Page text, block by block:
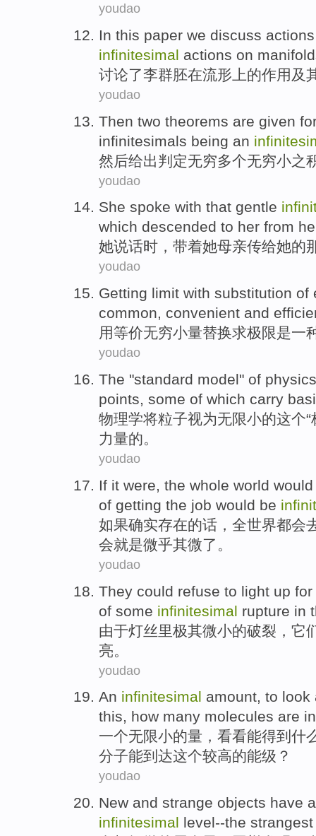
youdao
In this paper we discuss
infinitesimal actions on
讨论了李群胚在流形 上的作用 及
youdao
Then two theorems are given
infinitesimals being an
然后给出判定无穷多个无穷小之
youdao
She spoke with that gentle
which descended to her from
她说话时， 带着她母亲传给她的
youdao
Getting limit with substitution of
common, convenient and
用等价无穷小量替换求极限是一
youdao
The "standard model" of physics
points, some of which carry
物理学将粒子视为无限小的这个“
力量的。
youdao
If it were, the whole world would
of getting the job would be
如果确实存在的话， 全世界都会
会就是微乎其微了。
youdao
They could refuse to light up for
of some infinitesimal rupture in
由于灯丝里极其微小的破裂 ， 它
亮 。
youdao
An infinitesimal amount, to look
this, how many molecules are in
一个无限小的量 ， 看看能得到什
分子能到达这个较高的能级 ？
youdao
New and strange objects have
infinitesimal level--the